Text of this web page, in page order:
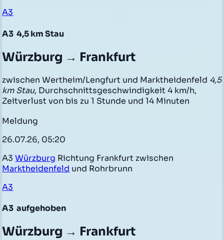
A3
A3 4,5 km Stau
Würzburg → Frankfurt
zwischen Wertheim/Lengfurt und Marktheidenfeld 4,5
km Stau, Durchschnittsgeschwindigkeit 4 km/h,
Zeitverlust von bis zu 1 Stunde und 14 Minuten
Meldung
26.07.26, 05:20
A3Würzburg Richtung Frankfurt zwischen
Marktheidenfeld und Rohrbrunn
A3
A3 aufgehoben
Würzburg → Frankfurt